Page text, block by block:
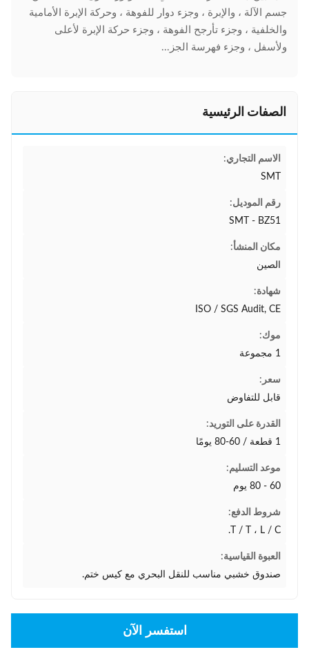
جسم الآلة ، والإبرة ، وجزء دوار للفوهة ، وحركة الإبرة الأمامية
والخلفية ، وجزء تأرجح الفوهة ، وجزء حركة الإبرة لأعلى
ولأسفل ، وجزء فهرسة الجز...
الصفات الرئيسية
الاسم التجاري:
SMT
رقم الموديل:
SMT - BZ51
مكان المنشأ:
الصين
شهادة:
ISO / SGS Audit, CE
موك:
1 مجموعة
سعر:
قابل للتفاوض
القدرة على التوريد:
1 قطعة / 60-80 يومًا
موعد التسليم:
60 - 80 يوم
شروط الدفع:
T / T ، L / C.
العبوة القياسية:
صندوق خشبي مناسب للنقل البحري مع كيس ختم.
استفسر الآن